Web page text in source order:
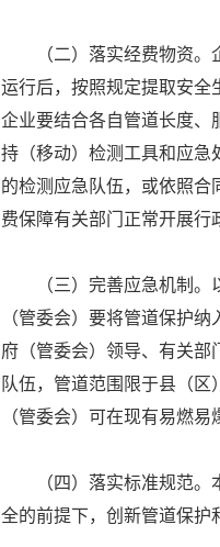
（二）落实经费物资。企
运行后，按照规定提取安全
企业要结合各自管道长度、
持（移动）检测工具和应急
的检测应急队伍，或依照合
费保障有关部门正常开展行
（三）完善应急机制。以
（管委会）要将管道保护
府（管委会）领导、有关部
队伍，管道范围限于县（
（管委会）可在现有易燃
（四）落实标准规范。本
全的前提下，创新管道保护